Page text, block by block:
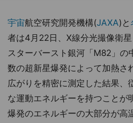
宇宙航空研究開発機構(JAXA)と
者は4月22日、X線分光撮像衛星
スターバースト銀河「M82」の
数の超新星爆発によって加熱さ
広がりを精密に測定した結果、
な運動エネルギーを持つことが
爆発のエネルギーの大部分が高